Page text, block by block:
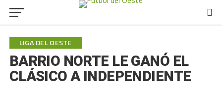
LIGA DEL OESTE
BARRIO NORTE LE GANÓ EL
CLÁSICO A INDEPENDIENTE